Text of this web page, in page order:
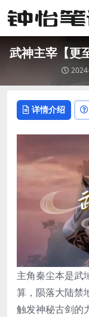
武神主宰【更
详情介绍
主角秦尘本是武
算，陨落大陆禁
触发神秘古剑的